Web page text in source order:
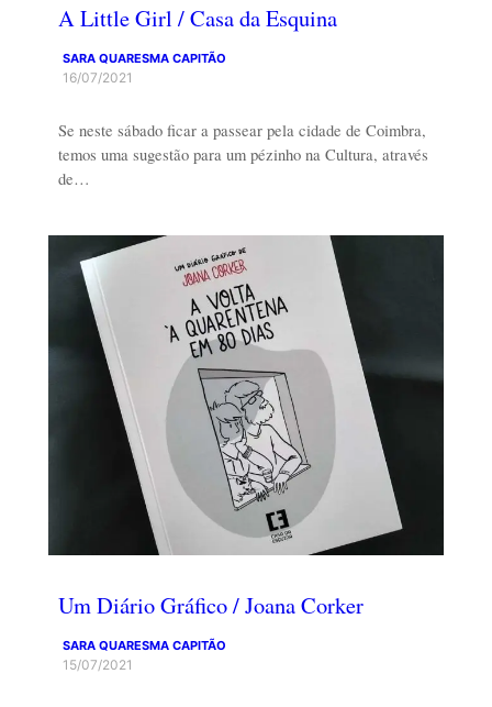
A Little Girl / Casa da Esquina
SARA QUARESMA CAPITÃO
16/07/2021
Se neste sábado ficar a passear pela cidade de Coimbra,
temos uma sugestão para um pézinho na Cultura, através
de…
Um Diário Gráfico / Joana Corker
SARA QUARESMA CAPITÃO
15/07/2021